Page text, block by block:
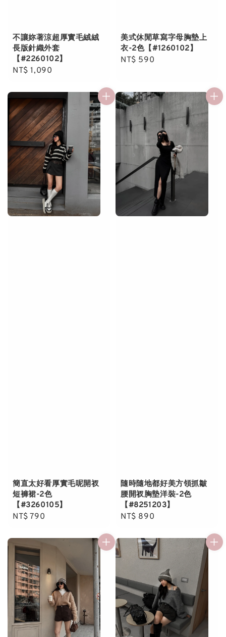
不讓妳著涼超厚實毛絨絨
長版針織外套
【#2260102】
Regular
NT$ 1,090
美式休閒草寫字母胸墊上
衣-2色【#1260102】
Regular
NT$ 590
簡直太好看厚實毛呢開衩
短褲裙-2色
【#3260105】
Regular
NT$ 790
隨時隨地都好美方領抓皺
腰開衩胸墊洋裝-2色
【#8251203】
Regular
NT$ 890